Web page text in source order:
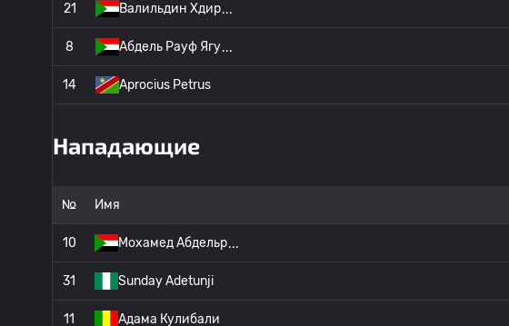
21 Валильдин Хдир
8 Абдель Рауф Ягу
14 Aprocius Petrus
Нападающие
№ Имя
10 Мохамед Абдельр
31 Sunday Adetunji
11 Адама Кулибали